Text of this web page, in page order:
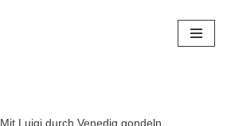
Mit Luigi durch Venedig gondeln